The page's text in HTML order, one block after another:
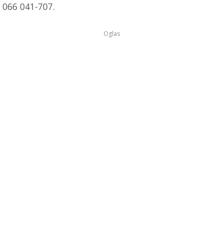
066 041-707.
Oglas